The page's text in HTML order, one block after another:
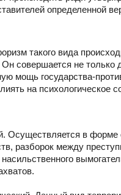
определенной
такого вида
совершается не только
мощь государства-
на психологическое
Осуществляется в форме
разборок между